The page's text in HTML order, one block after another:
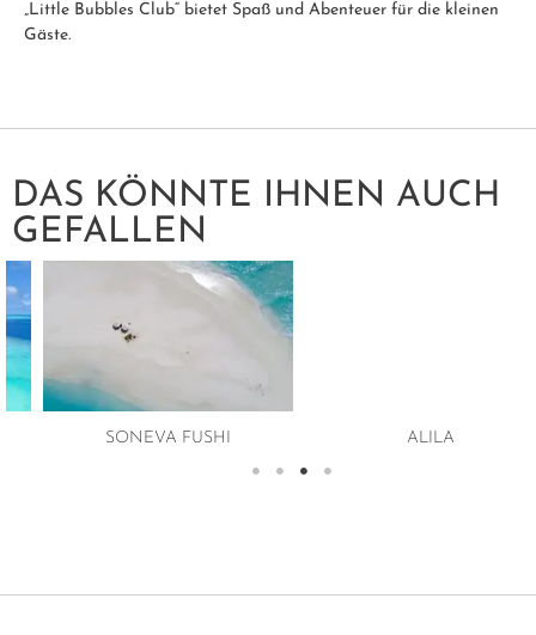
„Little Bubbles Club“ bietet Spaß und Abenteuer für die kleinen
Gäste.
DAS KÖNNTE IHNEN AUCH
GEFALLEN
SONEVA FUSHI ALILA